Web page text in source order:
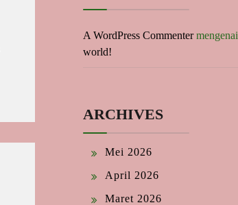
A WordPress Commentermengenai
world!
ARCHIVES
Mei 2026
April 2026
Maret 2026